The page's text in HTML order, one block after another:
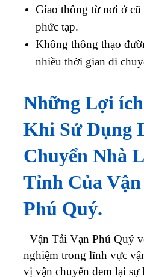
Những Lợi
Khi Sử Dụng
Tỉnh Của
Phú Quý.
Vận Tải Vạn Phú Quý
nghiệm trong lĩnh vực
vị vận chuyển đem lại sự
khách hàng. GóiDịch vụ
tỉnhluôn được khách
Mỗi khách hàng khi sử